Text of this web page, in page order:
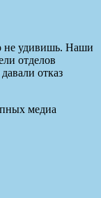
не удивишь. Наши
отделов
отказ
медиа